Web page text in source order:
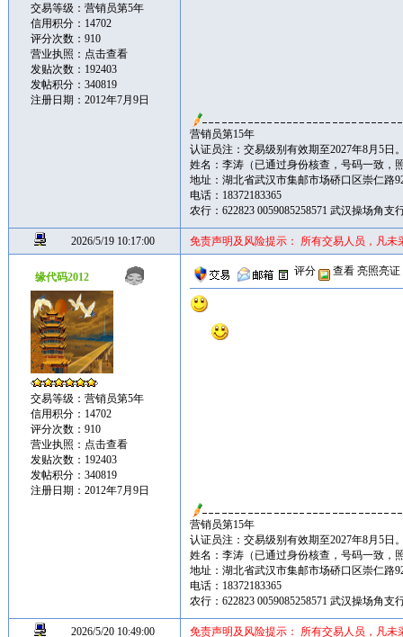
交易等级：营销员第5年
信用积分：14702
评分次数：910
营业执照： 点击查看
发贴次数：192403
发帖积分：340819
注册日期：2012年7月9日
营销员第15年
认证员注：交易级别有效期至2027年8月5日
姓名：李涛（已通过身份核查，号码一致，
地址：湖北省武汉市集邮市场硚口区崇仁路
电话：18372183365
农行：622823 0059085258571 武汉操场角支
2026/5/19 10:17:00 免责声明及风险提示： 所有交易人员，凡
缘代码2012
交易等级：营销员第5年
信用积分：14702
评分次数：910
营业执照： 点击查看
发贴次数：192403
发帖积分：340819
注册日期：2012年7月9日
评分 查看 亮照亮证
营销员第15年
认证员注：交易级别有效期至2027年8月5日
姓名：李涛（已通过身份核查，号码一致，
地址：湖北省武汉市集邮市场硚口区崇仁路
电话：18372183365
农行：622823 0059085258571 武汉操场角支
2026/5/20 10:49:00 免责声明及风险提示： 所有交易人员，凡